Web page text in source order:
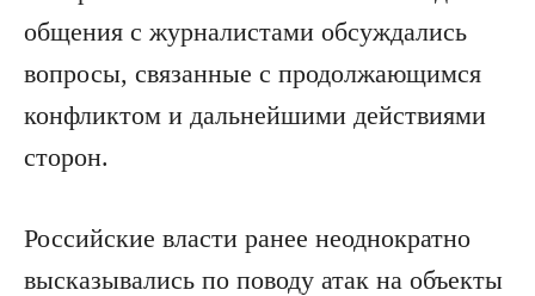
общения с журналистами обсуждались
вопросы, связанные с продолжающимся
конфликтом и дальнейшими действиями
сторон.
Российские власти ранее неоднократно
высказывались по поводу атак на объекты